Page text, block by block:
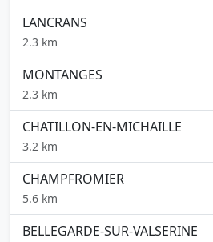
LANCRANS
2.3 km
MONTANGES
2.3 km
CHATILLON-EN-MICHAILLE
3.2 km
CHAMPFROMIER
5.6 km
BELLEGARDE-SUR-VALSERINE